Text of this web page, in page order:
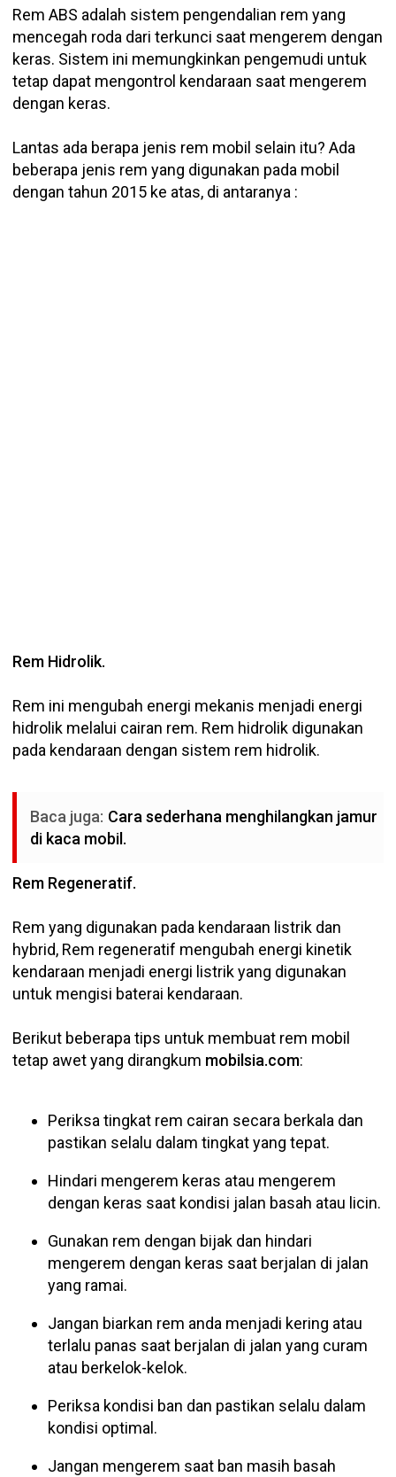
Rem ABS adalah sistem pengendalian rem yang
mencegah roda dari terkunci saat mengerem dengan
keras. Sistem ini memungkinkan pengemudi untuk
tetap dapat mengontrol kendaraan saat mengerem
dengan keras.
Lantas ada berapa jenis rem mobil selain itu? Ada
beberapa jenis rem yang digunakan pada mobil
dengan tahun 2015 ke atas, di antaranya :
Rem Hidrolik.
Rem ini mengubah energi mekanis menjadi energi
hidrolik melalui cairan rem. Rem hidrolik digunakan
pada kendaraan dengan sistem rem hidrolik.
Baca juga: Cara sederhana menghilangkan jamur
di kaca mobil.
Rem Regeneratif.
Rem yang digunakan pada kendaraan listrik dan
hybrid, Rem regeneratif mengubah energi kinetik
kendaraan menjadi energi listrik yang digunakan
untuk mengisi baterai kendaraan.
Berikut beberapa tips untuk membuat rem mobil
tetap awet yang dirangkum mobilsia.com:
Periksa tingkat rem cairan secara berkala dan
pastikan selalu dalam tingkat yang tepat.
Hindari mengerem keras atau mengerem
dengan keras saat kondisi jalan basah atau licin.
Gunakan rem dengan bijak dan hindari
mengerem dengan keras saat berjalan di jalan
yang ramai.
Jangan biarkan rem anda menjadi kering atau
terlalu panas saat berjalan di jalan yang curam
atau berkelok-kelok.
Periksa kondisi ban dan pastikan selalu dalam
kondisi optimal.
Jangan mengerem saat ban masih basah